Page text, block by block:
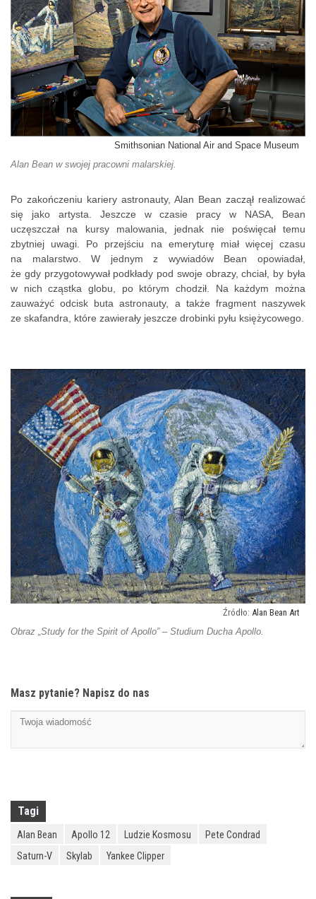
Smithsonian National Air and Space Museum
Alan Bean w swojej pracowni malarskiej.
Po zakończeniu kariery astronauty, Alan Bean zaczął realizować
się jako artysta. Jeszcze w czasie pracy w NASA, Bean
uczęszczał na kursy malowania, jednak nie poświęcał temu
zbytniej uwagi. Po przejściu na emeryturę miał więcej czasu
na malarstwo. W jednym z wywiadów Bean opowiadał,
że gdy przygotowywał podkłady pod swoje obrazy, chciał, by była
w nich cząstka globu, po którym chodził. Na każdym można
zauważyć odcisk buta astronauty, a także fragment naszywek
ze skafandra, które zawierały jeszcze drobinki pyłu księżycowego.
Alan Bean Art
Obraz „Study for the Spirit of Apollo” – Studium Ducha Apollo.
Masz pytanie? Napisz do nas
Tagi
Alan Bean Apollo 12 Ludzie Kosmosu
Pete Condrad
Saturn-V
Skylab Yankee Clipper